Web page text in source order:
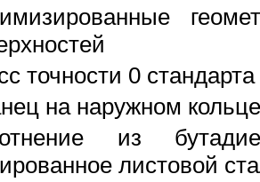
точности 0
на наружном кольце
из
листовой